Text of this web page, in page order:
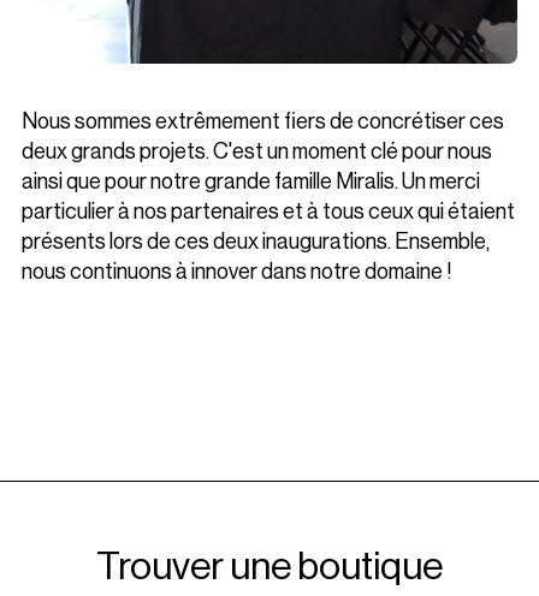
Nous sommes extrêmement fiers de concrétiser ces
deux grands projets. C'est un moment clé pour nous
ainsi que pour notre grande famille Miralis. Un merci
particulier à nos partenaires et à tous ceux qui étaient
présents lors de ces deux inaugurations. Ensemble,
nous continuons à innover dans notre domaine !
Trouver une boutique